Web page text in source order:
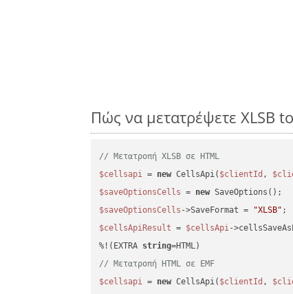
Πώς να μετατρέψετε XLSB
// Μετατροπή XLSB σε HTML
$cellsapi = new CellsApi( $clientId ,
$saveOptionsCells = new
$saveOptionsCells ->SaveFormat = "XLSB"
$cellsApiResult = $cellsApi-
%!(EXTRA string
// Μετατροπή HTML σε EMF
$cellsapi = new CellsApi( $clientId ,